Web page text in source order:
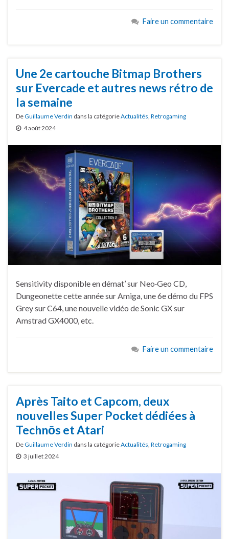
Faire un commentaire
Une 2e cartouche Bitmap Brothers
sur Evercade et autres news rétro de
la semaine
DeGuillaume Verdin dans la catégorieActualités Retrogaming
4 août 2024
Sensitivity disponible en démat’ sur Neo·Geo CD,
Dungeonette cette année sur Amiga, une 6e démo du FPS
Grey sur C64, une nouvelle vidéo de Sonic GX sur
Amstrad GX4000, etc.
Faire un commentaire
Après Taito et Capcom, deux
nouvelles Super Pocket dédiées à
Technōs et Atari
DeGuillaume Verdin dans la catégorieActualités Retrogaming
3 juillet 2024